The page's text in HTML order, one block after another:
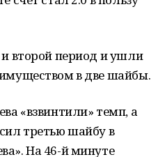
и второй период и ушли
в две шайбы.
«взвинтили» темп, а
третью шайбу в
На 46-й минуте